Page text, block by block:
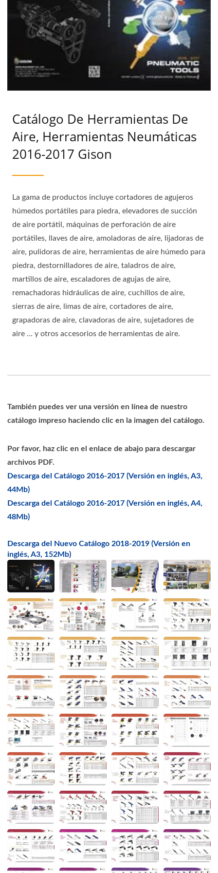
Catálogo De Herramientas De
Aire, Herramientas Neumáticas
2016-2017 Gison
La gama de productos incluye cortadores de agujeros
húmedos portátiles para piedra, elevadores de succión
de aire portátil, máquinas de perforación de aire
portátiles, llaves de aire, amoladoras de aire, lijadoras de
aire, pulidoras de aire, herramientas de aire húmedo para
piedra, destornilladores de aire, taladros de aire,
martillos de aire, escaladores de agujas de aire,
remachadoras hidráulicas de aire, cuchillos de aire,
sierras de aire, limas de aire, cortadores de aire,
grapadoras de aire, clavadoras de aire, sujetadores de
aire ... y otros accesorios de herramientas de aire.
También puedes ver una versión en línea de nuestro
catálogo impreso haciendo clic en la imagen del catálogo.
Por favor, haz clic en el enlace de abajo para descargar
archivos PDF.
Descarga del Catálogo 2016-2017 (Versión en inglés, A3,
44Mb)
Descarga del Catálogo 2016-2017 (Versión en inglés, A4,
48Mb)
Descarga del Nuevo Catálogo 2018-2019 (Versión en
inglés, A3, 152Mb)